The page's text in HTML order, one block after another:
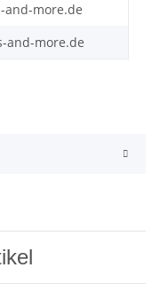
and-more.de
and-more.de